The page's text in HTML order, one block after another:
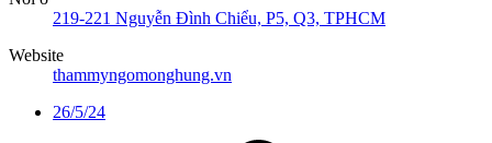
219-221 Nguyễn Đình Chiểu, P5, Q3, TPHCM
Website
thammyngomonghung.vn
26/5/24